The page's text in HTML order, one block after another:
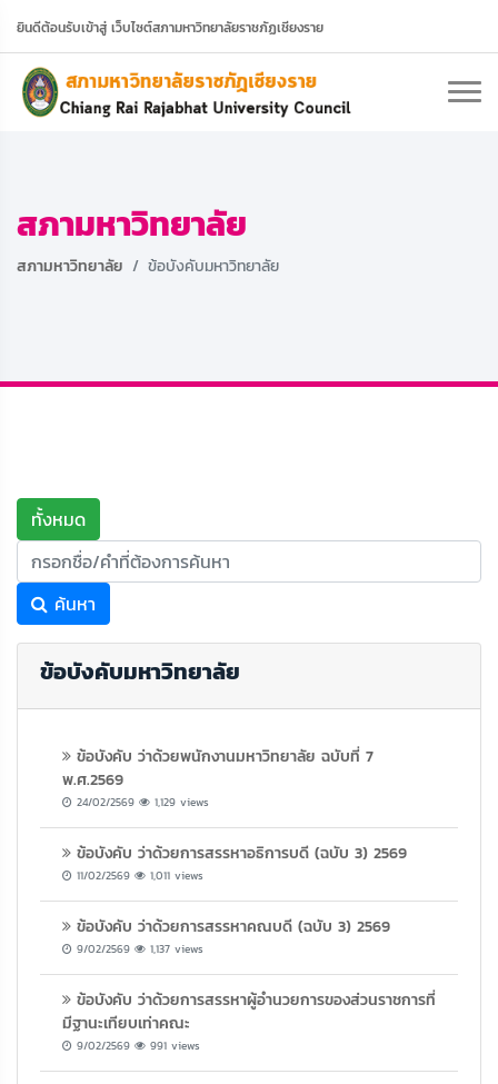
ยินดีต้อนรับเข้าสู่ เว็บไซต์สภามหาวิทยาลัยราชภัฏเชียงราย
สภามหาวิทยาลัย
สภามหาวิทยาลัย ข้อบังคับมหาวิทยาลัย
ทั้งหมด
ค้นหา
ข้อบังคับมหาวิทยาลัย
ข้อบังคับ ว่าด้วยพนักงานมหาวิทยาลัย ฉบับที่ 7
พ.ศ.2569
24/02/2569 1,129 views
ข้อบังคับ ว่าด้วยการสรรหาอธิการบดี (ฉบับ 3) 2569
11/02/2569 1,011 views
ข้อบังคับ ว่าด้วยการสรรหาคณบดี (ฉบับ 3) 2569
9/02/2569 1,137 views
ข้อบังคับ ว่าด้วยการสรรหาผู้อำนวยการของส่วนราชการที่
มีฐานะเทียบเท่าคณะ
9/02/2569 991 views